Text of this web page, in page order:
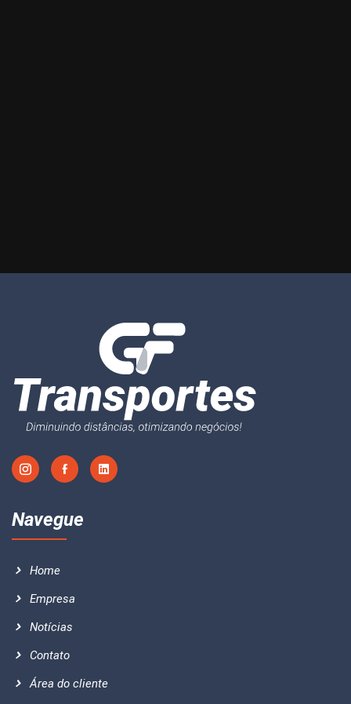
Navegue
Home
Empresa
Notícias
Contato
Área do cliente